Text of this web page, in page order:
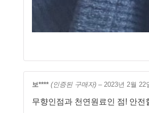
보**** (인증된 구매자) – 2023년 2월 22
무향인점과 천연원료인 점! 안